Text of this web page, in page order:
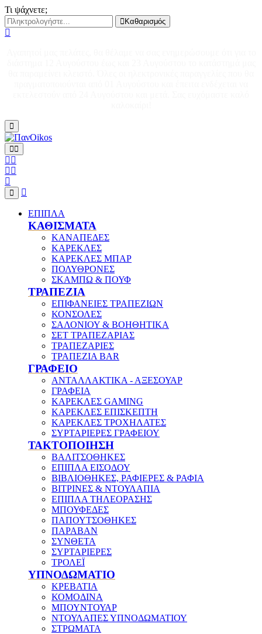
Τι ψάχνετε;
Καθαρισμός
ΕΠΙΠΛΑ
ΚΑΘΙΣΜΑΤΑ
ΚΑΝΑΠΕΔΕΣ
ΚΑΡΕΚΛΕΣ
ΚΑΡΕΚΛΕΣ ΜΠΑΡ
ΠΟΛΥΘΡΟΝΕΣ
ΣΚΑΜΠΩ & ΠΟΥΦ
ΤΡΑΠΕΖΙΑ
ΕΠΙΦΑΝΕΙΕΣ ΤΡΑΠΕΖΙΩΝ
ΚΟΝΣΟΛΕΣ
ΣΑΛΟΝΙΟΥ & ΒΟΗΘΗΤΙΚΑ
ΣΕΤ ΤΡΑΠΕΖΑΡΙΑΣ
ΤΡΑΠΕΖΑΡΙΕΣ
ΤΡΑΠΕΖΙΑ BAR
ΓΡΑΦΕΙΟ
ΑΝΤΑΛΛΑΚΤΙΚΑ - ΑΞΕΣΟΥΑΡ
ΓΡΑΦΕΙΑ
ΚΑΡΕΚΛΕΣ GAMING
ΚΑΡΕΚΛΕΣ ΕΠΙΣΚΕΠΤΗ
ΚΑΡΕΚΛΕΣ ΤΡΟΧΗΛΑΤΕΣ
ΣΥΡΤΑΡΙΕΡΕΣ ΓΡΑΦΕΙΟΥ
ΤΑΚΤΟΠΟΙΗΣΗ
ΒΑΛΙΤΣΟΘΗΚΕΣ
ΕΠΙΠΛΑ ΕΙΣΟΔΟΥ
ΒΙΒΛΙΟΘΗΚΕΣ, ΡΑΦΙΕΡΕΣ & ΡΑΦΙΑ
ΒΙΤΡΙΝΕΣ & ΝΤΟΥΛΑΠΙΑ
ΕΠΙΠΛΑ ΤΗΛΕΟΡΑΣΗΣ
ΜΠΟΥΦΕΔΕΣ
ΠΑΠΟΥΤΣΟΘΗΚΕΣ
ΠΑΡΑΒΑΝ
ΣΥΝΘΕΤΑ
ΣΥΡΤΑΡΙΕΡΕΣ
ΤΡΟΛΕΪ
ΥΠΝΟΔΩΜΑΤΙΟ
ΚΡΕΒΑΤΙΑ
ΚΟΜΟΔΙΝΑ
ΜΠΟΥΝΤΟΥΑΡ
ΝΤΟΥΛΑΠΕΣ ΥΠΝΟΔΩΜΑΤΙΟΥ
ΣΤΡΩΜΑΤΑ